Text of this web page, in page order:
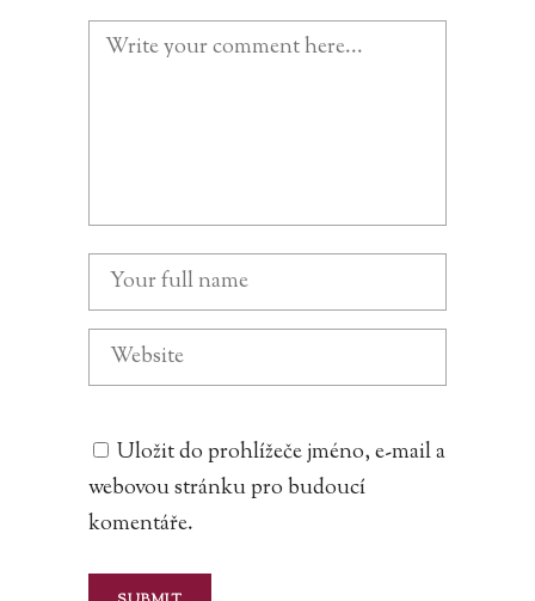
Uložit do prohlížeče jméno, e-mail a
webovou stránku pro budoucí
komentáře.